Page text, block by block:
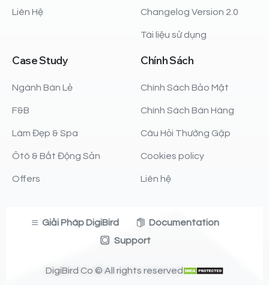
Liên Hệ Changelog Version 2.0
Tài liệu sử dụng
CaseStudy
Ngành Bán Lẻ
F&B
Làm Đẹp & Spa
Ôtô & Bất Động Sản
Offers
ChínhSách
Chính Sách Bảo Mật
Chính Sách Bán Hàng
Câu Hỏi Thường Gặp
Cookies policy
Liên hệ
Giải Pháp DigiBird
Documentation
Support
DigiBird Co © All rights reserved